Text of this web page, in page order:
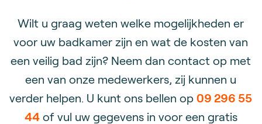
Wilt u graag weten welke mogelijkheden er
voor uw badkamer zijn en wat de kosten van
een veilig bad zijn? Neem dan contact op met
een van onze medewerkers, zij kunnen u
verder helpen. U kunt ons bellen op09 296 55
44of vul uw gegevens in voor een gratis